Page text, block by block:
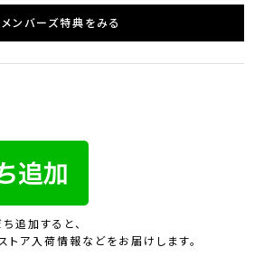
メンバーズ特典をみる
追加すると、
トア入荷情報などをお届けします。